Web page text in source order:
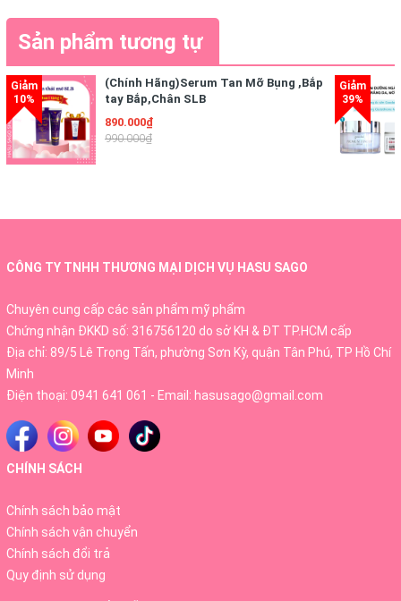
* ĐẶC TÍNH NỔI BẬT
- Tinh chất Idebenone
0,05% Idebenone
hóa cao.
- Niacinamide 2%kết hợp cùng Glucosame thúc
đẩy làn da thêm trắng sáng rõ rệt.
- Chức năng làm mềm mịn da được
Acid và Lipidure PMBduy trì đem lại độ khỏe tổng
thể cho các tế bào da.
- Tinh chất còn gồm có nhiều Peptide, tổ hợp thảo
hương thảo, rau má, hoa cúc, hoàng cầm và cây
cốt khí) đem lại nguồn năng lượng dồi dào cho làn
da luôn khỏe mạnh.
Sản phẩm tương tự
(Chính Hãng)Serum Tan Mỡ Bụng ,Bắp
tay Bắp,Chân SLB
890.000₫
990.000₫
CÔNG TY TNHH THƯƠNG MẠI DỊCH VỤ HASU SAGO
Chuyên cung cấp các sản phẩm mỹ phẩm
Chứng nhận ĐKKD số: 316756120 do sở KH & ĐT TP.HCM cấp
Địa chỉ: 89/5 Lê Trọng Tấn, phường Sơn Kỳ, quận Tân Phú, TP Hồ Chí
Minh
Điện thoại: 0941 641 061 - Email: hasusago@gmail.com
CHÍNH SÁCH
Chính sách bảo mật
Chính sách vận chuyển
Chính sách đổi trả
Quy định sử dụng